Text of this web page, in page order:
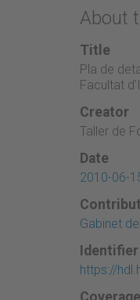
About
Title
Pla de
Facultat
Creator
Taller de
Date
2010-06-
Gabinet
Identifier
https://
Coverage